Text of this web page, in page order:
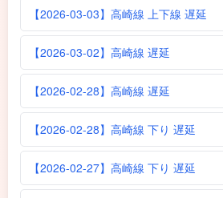
【2026-03-03】高崎線 上下線 遅延
【2026-03-02】高崎線 遅延
【2026-02-28】高崎線 遅延
【2026-02-28】高崎線 下り 遅延
【2026-02-27】高崎線 下り 遅延